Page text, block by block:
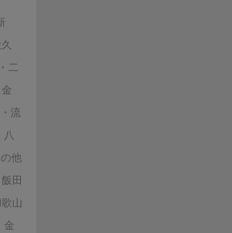
二
流
八
他
飯田
山
金